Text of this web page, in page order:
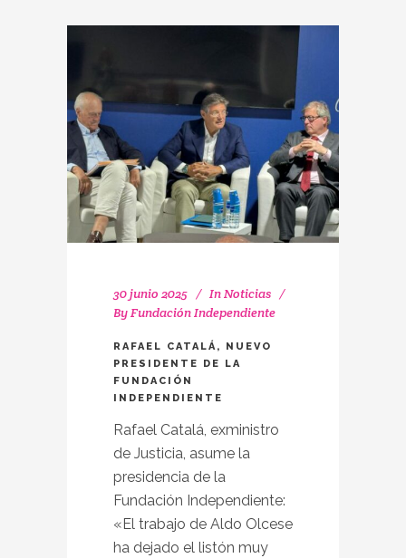
30 junio 2025 InNoticias
ByFundación Independiente
RAFAEL CATALÁ, NUEVO
PRESIDENTE DE LA
FUNDACIÓN
INDEPENDIENTE
Rafael Catalá, exministro
de Justicia, asume la
presidencia de la
Fundación Independiente:
«El trabajo de Aldo Olcese
ha dejado el listón muy